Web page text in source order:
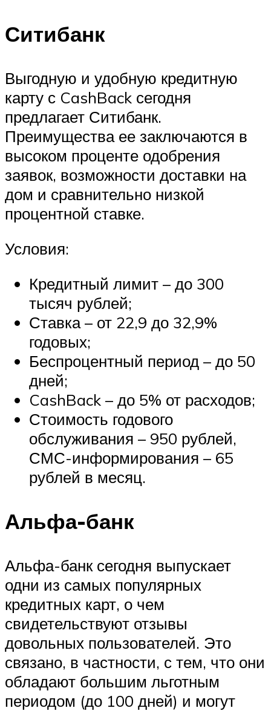
Ситибанк
Выгодную и удобную кредитную
карту с CashBack сегодня
предлагает Ситибанк.
Преимущества ее заключаются в
высоком проценте одобрения
заявок, возможности доставки на
дом и сравнительно низкой
процентной ставке.
Условия:
Кредитный лимит – до 300
тысяч рублей;
Ставка – от 22,9 до 32,9%
годовых;
Беспроцентный период – до 50
дней;
CashBack – до 5% от расходов;
Стоимость годового
обслуживания – 950 рублей,
СМС-информирования – 65
рублей в месяц.
Альфа-банк
Альфа-банк сегодня выпускает
одни из самых популярных
кредитных карт, о чем
свидетельствуют отзывы
довольных пользователей. Это
связано, в частности, с тем, что они
обладают большим льготным
периодом (до 100 дней) и могут